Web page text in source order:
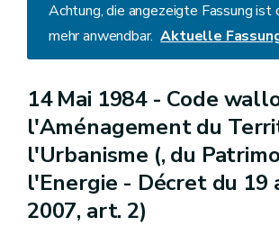
Achtung, die angezeigte Fassung ist
mehr anwendbar. Aktuelle
14 Mai 1984 - Code
l'Aménagement du
l'Urbanisme (, du
l'Energie - Décret du 19
2007, art. 2)